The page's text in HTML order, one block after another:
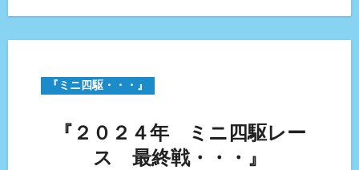
『ミニ四駆・・・』
『２０２４年 ミニ四駆レー
ス 最終戦・・・』